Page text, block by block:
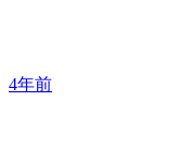
4年前